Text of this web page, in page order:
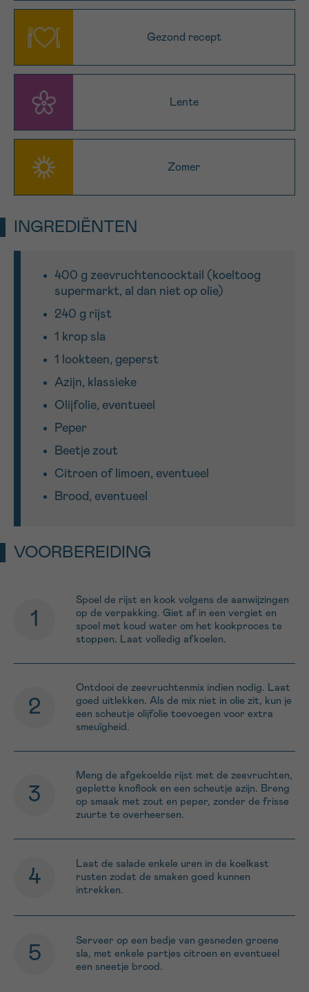
Gezond recept
Lente
Zomer
INGREDIËNTEN
400 g zeevruchtencocktail (koeltoog
supermarkt, al dan niet op olie)
240 g rijst
1 krop sla
1 lookteen, geperst
Azijn, klassieke
Olijfolie, eventueel
Peper
Beetje zout
Citroen of limoen, eventueel
Brood, eventueel
VOORBEREIDING
Spoel de rijst en kook volgens de aanwijzingen
op de verpakking. Giet af in een vergiet en
spoel met koud water om het kookproces te
stoppen. Laat volledig afkoelen.
Ontdooi de zeevruchtenmix indien nodig. Laat
goed uitlekken. Als de mix niet in olie zit, kun je
een scheutje olijfolie toevoegen voor extra
smeuïgheid.
Meng de afgekoelde rijst met de zeevruchten,
geplette knoflook en een scheutje azijn. Breng
op smaak met zout en peper, zonder de frisse
zuurte te overheersen.
Laat de salade enkele uren in de koelkast
rusten zodat de smaken goed kunnen
intrekken.
Serveer op een bedje van gesneden groene
sla, met enkele partjes citroen en eventueel
een sneetje brood.
Ik aanvaard de
gebruiksvoorwaarden
Sturen